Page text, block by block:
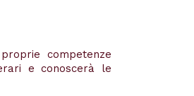
competenze
e conoscerà le